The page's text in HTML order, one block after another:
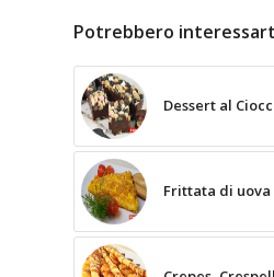
Potrebbero
Dessert al
Frittata di